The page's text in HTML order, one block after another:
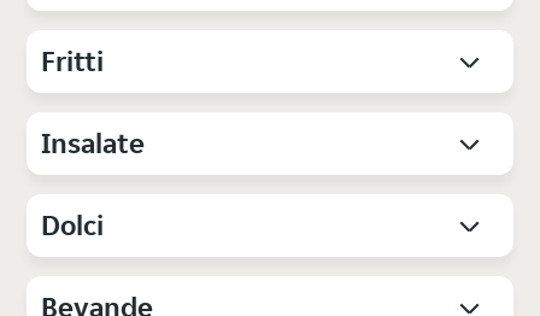
Fritti
Insalate
Dolci
Bevande